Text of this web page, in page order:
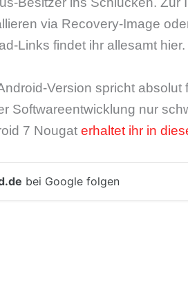
via Recovery-Image
Links findet ihr allesamt hier.
Version spricht absolut
Softwareentwicklung nur
7 Nougat erhaltet ihr in
bei Google folgen